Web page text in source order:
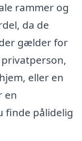
rammer og
da de
gælder for
eller en
en
finde pålidelig